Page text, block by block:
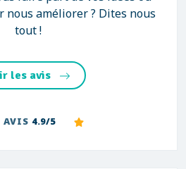
nous améliorer ? Dites nous
tout !
les avis
AVIS 4.9/5